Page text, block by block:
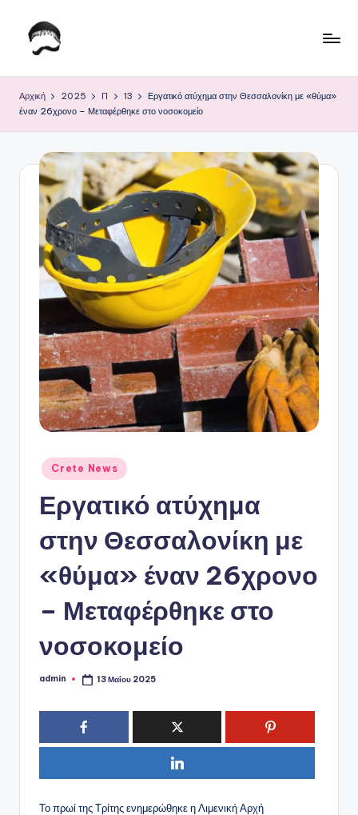
Μετάβαση
ο
Κ
P
o
Αρχική 2025 Π 13
Εργατικό ατύχημα στην Θεσσαλονίκη με «θύμα»
έναν 26χρονο – Μεταφέρθηκε στο νοσοκομείο
Αναρτήθηκε
σε
Crete News
Εργατικό ατύχημα
στην Θεσσαλονίκη με
«θύμα» έναν 26χρονο
– Μεταφέρθηκε στο
νοσοκομείο
Συγγραφέας:
admin 13 Μαΐου 2025
Το πρωί της Τρίτης ενημερώθηκε η Λιμενική Αρχή